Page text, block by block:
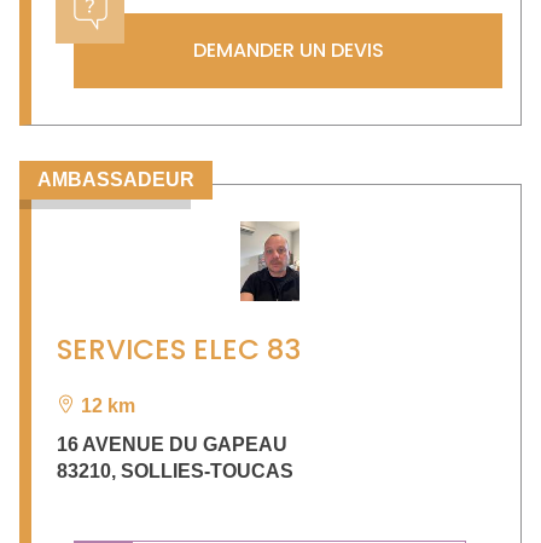
DEMANDER UN DEVIS
AMBASSADEUR
SERVICES ELEC 83
12 km
16 AVENUE DU GAPEAU
83210, SOLLIES-TOUCAS